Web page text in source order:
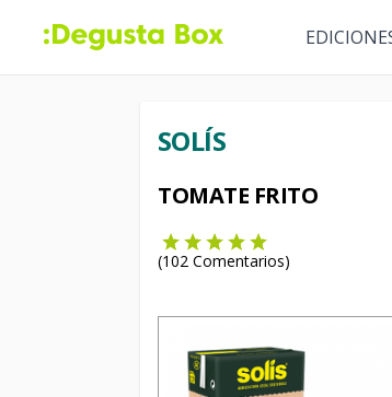
SOLÍS
TOMATE FRITO
(102 Comentarios)